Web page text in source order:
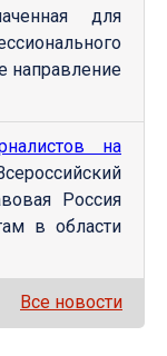
для
направление
на
Россия
в области
Все новости